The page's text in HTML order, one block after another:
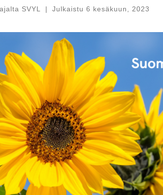
SVYL | Julkaistu 6 kesäkuun, 2023